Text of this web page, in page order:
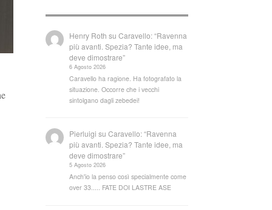
Henry Roth suCaravello: “Ravenna
più avanti. Spezia? Tante idee, ma
deve dimostrare”
6 Agosto 2026
Caravello ha ragione. Ha fotografato la
situazione. Occorre che i vecchi
sintolgano dagli zebedei!
Pierluigi suCaravello: “Ravenna
più avanti. Spezia? Tante idee, ma
deve dimostrare”
5 Agosto 2026
Anch'io la penso così specialmente come
over 33..... FATE DOI LASTRE ASE